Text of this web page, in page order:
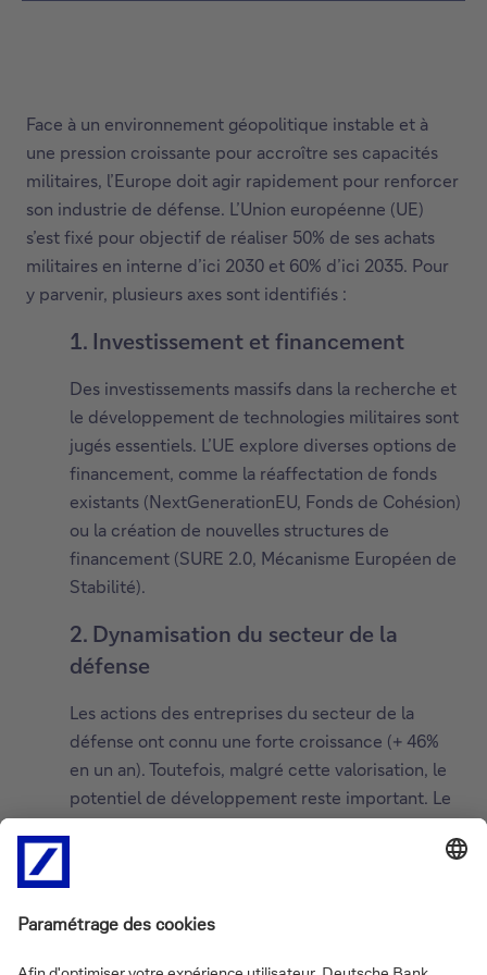
Face à un environnement géopolitique instable et à
une pression croissante pour accroître ses capacités
militaires, l’Europe doit agir rapidement pour renforcer
son industrie de défense. L’Union européenne (UE)
s’est fixé pour objectif de réaliser 50% de ses achats
militaires en interne d’ici 2030 et 60% d’ici 2035. Pour
y parvenir, plusieurs axes sont identifiés :
1. Investissement et financement
Des investissements massifs dans la recherche et
le développement de technologies militaires sont
jugés essentiels. L’UE explore diverses options de
financement, comme la réaffectation de fonds
existants (NextGenerationEU, Fonds de Cohésion)
ou la création de nouvelles structures de
financement (SURE 2.0, Mécanisme Européen de
Stabilité).
2. Dynamisation du secteur de la
défense
Les actions des entreprises du secteur de la
défense ont connu une forte croissance (+ 46%
en un an). Toutefois, malgré cette valorisation, le
potentiel de développement reste important. Le
marché européen, actuellement fragmenté, doit
3. Coordination politique et
industrielle